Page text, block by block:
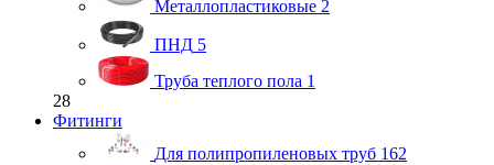
Металлопластиковые 2
ПНД 5
Труба теплого пола 1
28
Фитинги
Для полипропиленовых труб 162